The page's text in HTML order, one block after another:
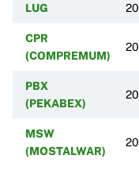
LUG
CPR
(COMPREMUM)
PBX
(PEKABEX)
MSW
(MOSTALWAR)